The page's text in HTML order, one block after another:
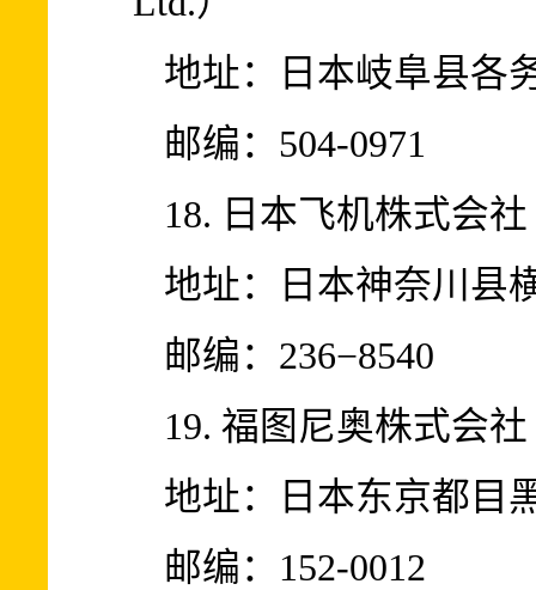
地址：日本岐阜县各
邮编：504-0971
18. 日本飞机株式会
地址：日本神奈川县
邮编：236−8540
19. 福图尼奥株式会
地址：日本东京都目
邮编：152-0012